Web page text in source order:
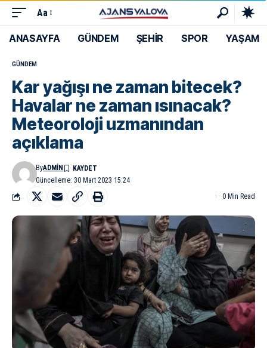
Aa
ANASAYFA GÜNDEM ŞEHİR SPOR YAŞAM
GÜNDEM
Kar yağışı ne zaman bitecek?
Havalar ne zaman ısınacak?
Meteoroloji uzmanından
açıklama
Güncelleme: 30 Mart 2023 15:24
ByADMIN
0 Min Read